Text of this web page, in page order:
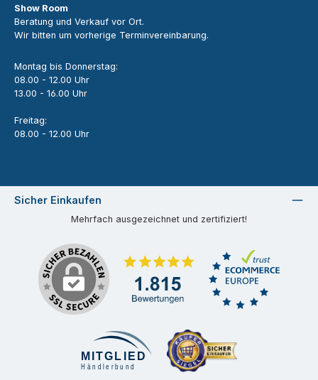
Show Room
Beratung und Verkauf vor Ort.
Wir bitten um vorherige Terminvereinbarung.
Montag bis Donnerstag:
08.00 - 12.00 Uhr
13.00 - 16.00 Uhr
Freitag:
08.00 - 12.00 Uhr
Sicher Einkaufen
Mehrfach ausgezeichnet und zertifiziert!